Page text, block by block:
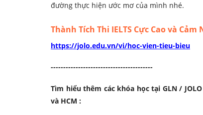
đường thực hiện ước mơ của mình nhé.
Thành Tích Thi IELTS Cực Cao và
https://jolo.edu.vn/vi/hoc-vien-tieu-bieu
-----------------------------------------
Tìm hiểu thêm các khóa học tại GLN /
và HCM :